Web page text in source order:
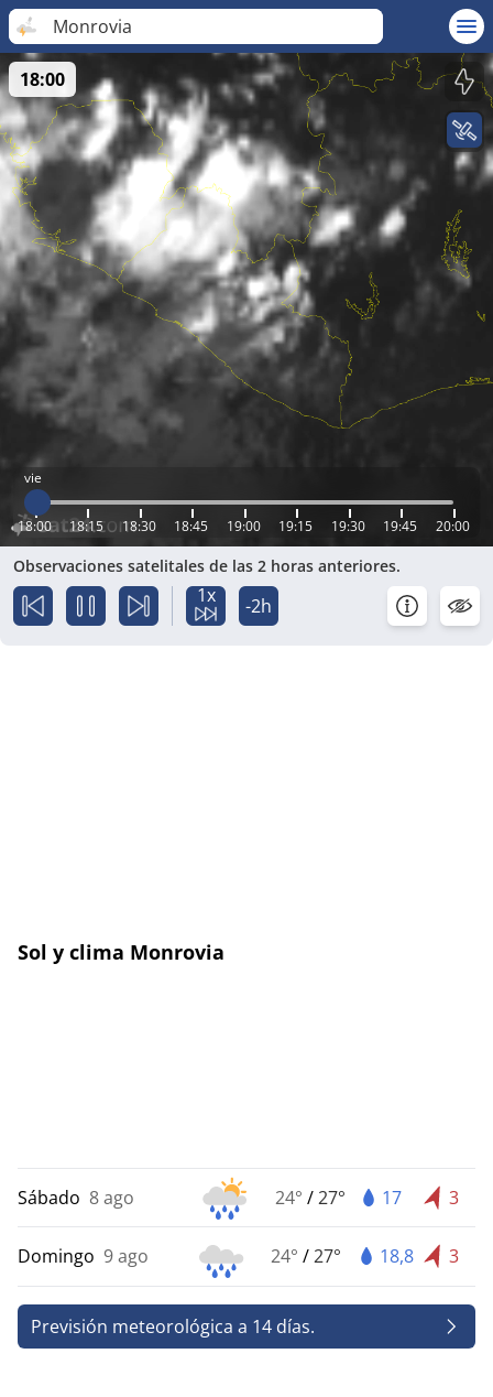
Monrovia
vie
18:00 18:15 18:30 18:45 19:00 19:15 19:30 19:45 20:00
18:00
Observaciones satelitales de las 2 horas anteriores.
1x -2h
Sol y clima Monrovia
Sábado 8 ago 24° /27° 17 3
Domingo 9 ago 24° /27° 18,8 3
Previsión meteorológica a 14 días.